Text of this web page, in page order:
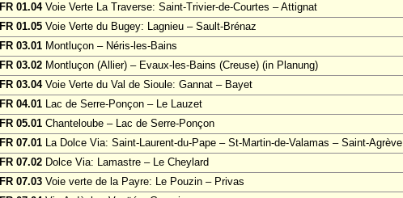
FR 01.04Voie Verte La Traverse: Saint-Trivier-de-Courtes – Attignat
FR 01.05 Voie Verte du Bugey: Lagnieu – Sault-Brénaz
FR 03.01 Montluçon – Néris-les-Bains
FR 03.02 Montluçon (Allier) – Evaux-les-Bains (Creuse) (in Planung)
FR 03.04Voie Verte du Val de Sioule: Gannat – Bayet
FR 04.01 Lac de Serre-Ponçon – Le Lauzet
FR 05.01 Chanteloube – Lac de Serre-Ponçon
FR 07.01 La Dolce Via: Saint-Laurent-du-Pape – St-Martin-de-Valamas – Saint-Agrève
FR 07.02 Dolce Via: Lamastre – Le Cheylard
FR 07.03 Voie verte de la Payre: Le Pouzin – Privas